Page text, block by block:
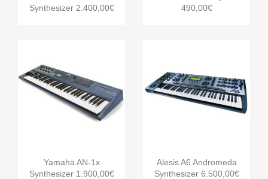
Synthesizer 2.400,00€
490,00€
Γρήγορη προβολή
Yamaha AN-1x
Synthesizer 1.900,00€
Γρήγορη προβολή
Alesis A6 Andromeda
Synthesizer 6.500,00€